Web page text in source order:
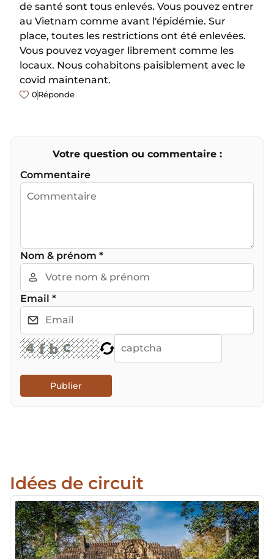
de santé sont tous enlevés. Vous pouvez entrer
au Vietnam comme avant l'épidémie. Sur
place, toutes les restrictions ont été enlevées.
Vous pouvez voyager librement comme les
locaux. Nous cohabitons paisiblement avec le
covid maintenant.
0 Réponde
Votre question ou commentaire :
Commentaire
Nom & prénom *
Email *
Publier
Idées de circuit
30/03/202633,111 views
De la baie d’Halong à l'île de Phu Quoc 18 jours